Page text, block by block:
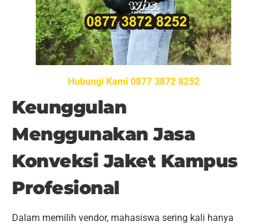
Hubungi Kami 0877 3872 8252
Keunggulan
Menggunakan Jasa
Konveksi Jaket Kampus
Profesional
Dalam memilih vendor, mahasiswa sering kali hanya